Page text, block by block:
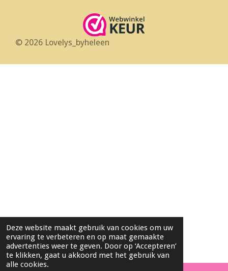
Deze website maakt gebruik van cookies om uw
ervaring te verbeteren en op maat gemaakte
advertenties weer te geven. Door op ‘Accepteren’
te klikken, gaat u akkoord met het gebruik van
alle cookies.
© 2026 Lovelys_byheleen